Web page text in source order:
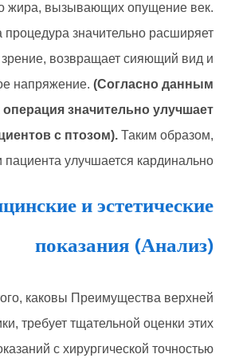
жира, вызывающих опущение век.
процедура значительно расширяет
возвращает сияющий вид и
напряжение. (Согласно данным
операция значительно улучшает
с птозом).Таким образом,
пациента улучшается кардинально.
и эстетические
показания (Анализ)
каковы Преимущества верхней
требует тщательной оценки этих
с хирургической точностью.